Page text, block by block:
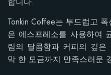
Tonkin Coffee는 부드럽고
은 에스프레소를 사용하여
림의 달콤함과 커피의 깊
막 한 모금까지 만족스러운